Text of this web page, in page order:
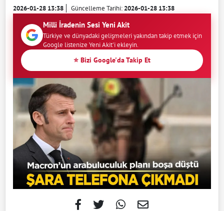
2026-01-28 13:38 Güncelleme Tarihi:2026-01-28 13:38
Milli İradenin Sesi Yeni Akit
Türkiye ve dünyadaki gelişmeleri yakından takip etmek için
Google listenize Yeni Akit'i ekleyin.
⭐ Bizi Google'da Takip Et